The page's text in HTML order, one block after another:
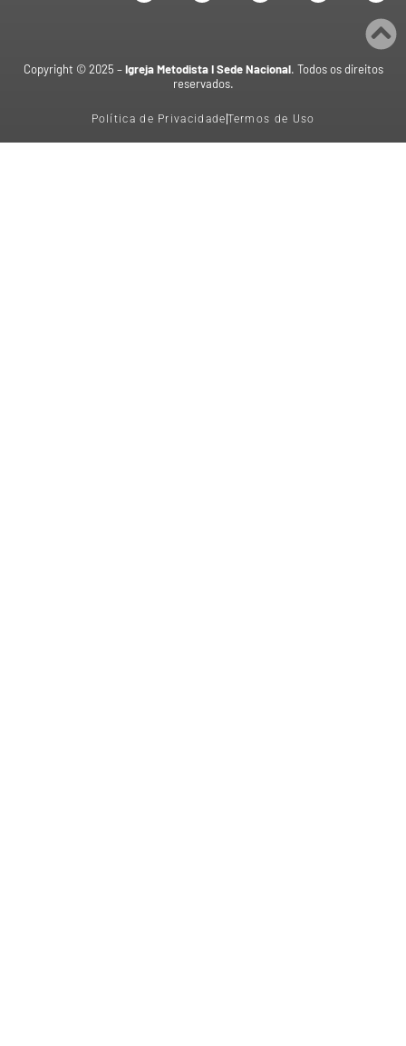
Copyright © 2025 –Igreja Metodista I Sede Nacional. Todos os direitos
reservados.
Política de Privacidade Termos de Uso